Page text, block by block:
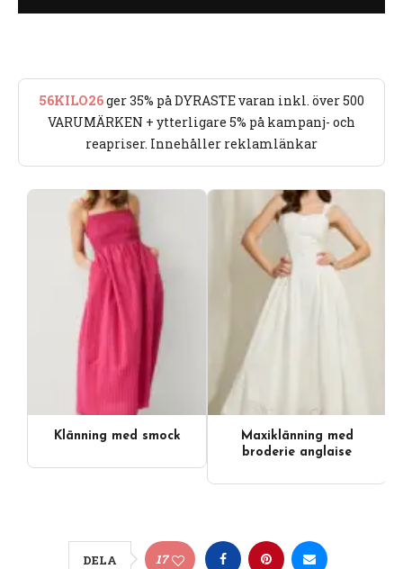
56KILO26ger 35% på DYRASTE varan inkl. över 500
VARUMÄRKEN + ytterligare 5% på kampanj- och
reapriser. Innehåller reklamlänkar
Klänning med smock
Maxiklänning med
broderie anglaise
DELA 17